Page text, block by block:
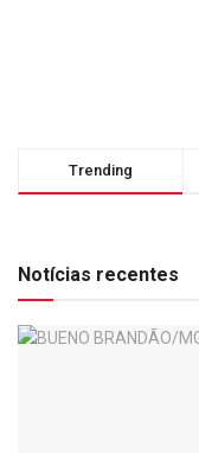
Trending
Notícias recentes